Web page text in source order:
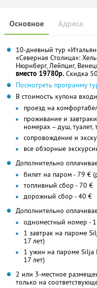
Основное Адреса
10-дневный тур
«Северная Столица»:
Нюрнберг, Лейпциг,
вместо 19780р. Скидка
Посмотреть программу
В стоимость купона
проезд на
проживание и
номерах – душ, туалет,
сопровождение и
все обзорные
Дополнительно
билет на паром - 79 €
топливный сбор - 70 €
дорожный сбор - 40 €
Дополнительно
одноместный номер -
1 завтрак на пароме
17 лет)
1 ужин на пароме Silja
17 лет)
2 или 3-местное
только на